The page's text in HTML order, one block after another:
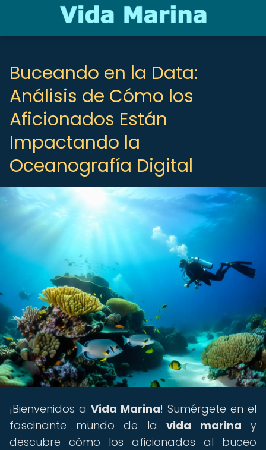
Buceando en la Data:
Análisis de Cómo los
Aficionados Están
Impactando la
Oceanografía Digital
¡Bienvenidos a Vida Marina! Sumérgete en el
fascinante mundo de la vida marina y
descubre cómo los aficionados al buceo